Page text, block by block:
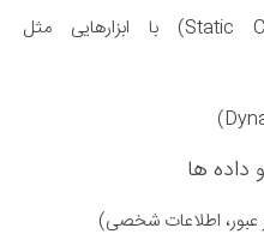
تحلیل ایستا (Static Code Analysis) با ابزارهایی مثل
اطلاعات شخصی)